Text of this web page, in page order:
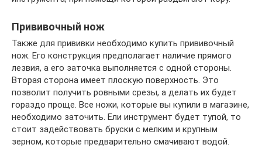
Прививочный нож
Также для прививки необходимо купить прививочный
нож. Его конструкция предполагает наличие прямого
лезвия, а его заточка выполняется с одной стороны.
Вторая сторона имеет плоскую поверхность. Это
позволит получить ровными срезы, а делать их будет
гораздо проще. Все ножи, которые вы купили в магазине,
необходимо заточить. Ели инструмент будет тупой, то
стоит задействовать бруски с мелким и крупным
зерном, которые предварительно смачивают водой.